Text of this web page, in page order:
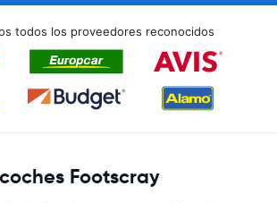
todos los proveedores reconocidos
Footscray